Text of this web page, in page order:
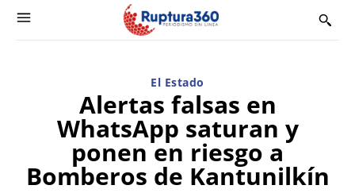
El Estado
Alertas falsas en
WhatsApp saturan y
ponen en riesgo a
Bomberos de Kantunilkín